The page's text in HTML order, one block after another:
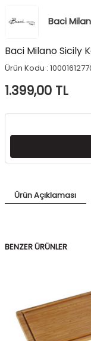
Baci
Baci Milano Sicily
Ürün Kodu :
1.399,00 TL
Ürün Açıklaması
BENZER ÜRÜNLER